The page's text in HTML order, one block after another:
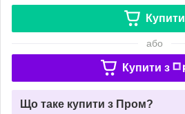
Купити
або
Купити з
Що таке купити з Пром?